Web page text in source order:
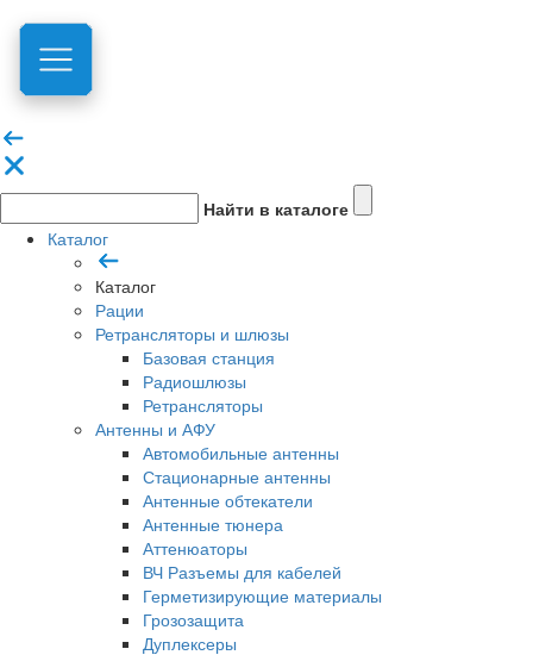
Найти в каталоге
Каталог
Каталог
Рации
Ретрансляторы и шлюзы
Базовая станция
Радиошлюзы
Ретрансляторы
Антенны и АФУ
Автомобильные антенны
Стационарные антенны
Антенные обтекатели
Антенные тюнера
Аттенюаторы
ВЧ Разъемы для кабелей
Герметизирующие материалы
Грозозащита
Дуплексеры